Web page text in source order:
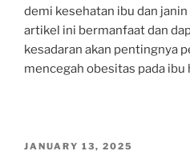
demi kesehatan ibu dan
artikel ini bermanfaat dan
kesadaran akan pentingnya
mencegah obesitas pada ibu
POSTED
JANUARY 13, 2025